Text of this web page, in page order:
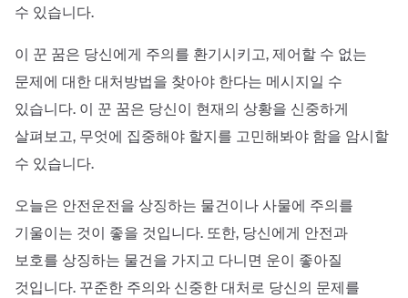
수 있습니다.
이 꾼 꿈은 당신에게 주의를 환기시키고, 제어할 수 없는
문제에 대한 대처방법을 찾아야 한다는 메시지일 수
있습니다. 이 꾼 꿈은 당신이 현재의 상황을 신중하게
살펴보고, 무엇에 집중해야 할지를 고민해봐야 함을 암시할
수 있습니다.
오늘은 안전운전을 상징하는 물건이나 사물에 주의를
기울이는 것이 좋을 것입니다. 또한, 당신에게 안전과
보호를 상징하는 물건을 가지고 다니면 운이 좋아질
것입니다. 꾸준한 주의와 신중한 대처로 당신의 문제를